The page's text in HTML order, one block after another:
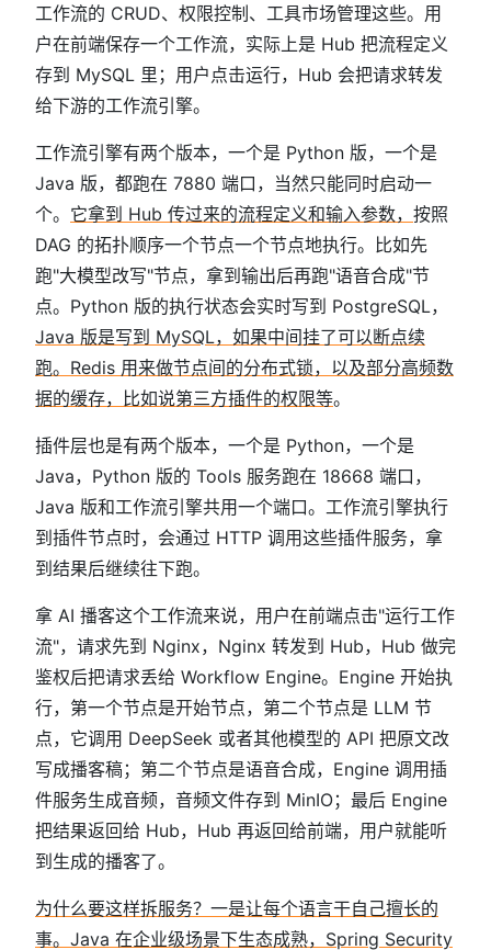
工作流的 CRUD、权限控制、工具市场管理这些。用
户在前端保存一个工作流，实际上是 Hub 把流程定义
存到 MySQL 里；用户点击运行，Hub 会把请求转发
给下游的工作流引擎。
工作流引擎有两个版本，一个是 Python 版，一个是
Java 版，都跑在 7880 端口，当然只能同时启动一
个。 它拿到 Hub 传过来的流程定义和输入参数， 按照
DAG 的拓扑顺序一个节点一个节点地执行。比如先
跑"大模型改写"节点，拿到输出后再跑"语音合成"节
点。Python 版的执行状态会实时写到 PostgreSQL，
Java 版是写到 MySQL，如果中间挂了可以断点续
跑。Redis 用来做节点间的分布式锁，以及部分高频数
据的缓存，比如说第三方插件的权限等。
插件层也是有两个版本，一个是 Python，一个是
Java，Python 版的 Tools 服务跑在 18668 端口，
Java 版和工作流引擎共用一个端口。工作流引擎执行
到插件节点时，会通过 HTTP 调用这些插件服务，拿
到结果后继续往下跑。
拿 AI 播客这个工作流来说，用户在前端点击"运行工作
流"，请求先到 Nginx，Nginx 转发到 Hub，Hub 做完
鉴权后把请求丢给 Workflow Engine。Engine 开始执
行，第一个节点是开始节点，第二个节点是 LLM 节
点，它调用 DeepSeek 或者其他模型的 API 把原文改
写成播客稿；第二个节点是语音合成，Engine 调用插
件服务生成音频，音频文件存到 MinIO；最后 Engine
把结果返回给 Hub，Hub 再返回给前端，用户就能听
到生成的播客了。
为什么要这样拆服务？一是让每个语言干自己擅长的
事。Java 在企业级场景下生态成熟，Spring Security